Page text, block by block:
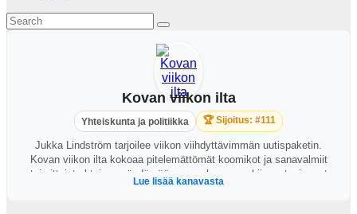
Kovan viikon ilta
Yhteiskunta ja politiikka 🏆 Sijoitus: #111
Jukka Lindström tarjoilee viikon viihdyttävimmän uutispaketin.
Kovan viikon ilta kokoaa pitelemättömät koomikot ja sanavalmiit
toimittajat yhteisen pöydän ääreen perkaamaan kiinnostavimmat
ajankohtaiset puheenaiheet. https://areena.yle.fi/1-64828919?
Lue lisää kanavasta